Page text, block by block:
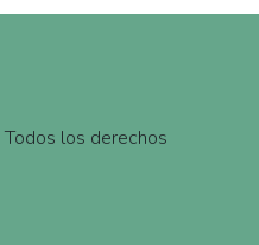
los derechos